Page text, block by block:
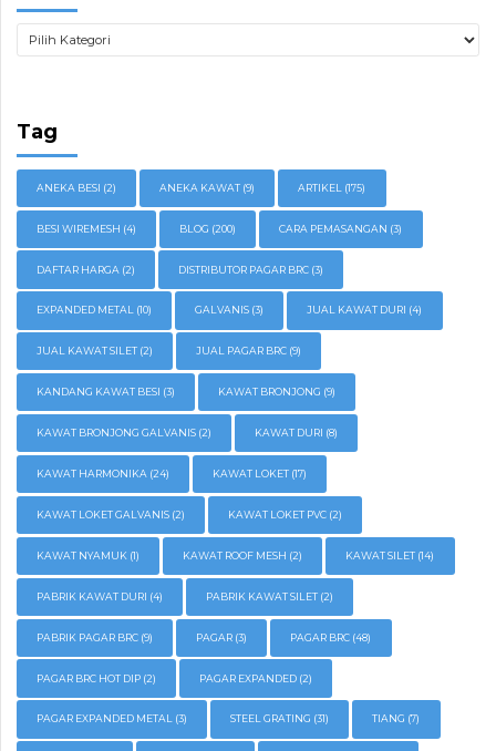
Tag
ANEKA BESI (2) ANEKA KAWAT (9) ARTIKEL (175)
BESI WIREMESH (4) BLOG (200) CARA PEMASANGAN (3)
DAFTAR HARGA (2) DISTRIBUTOR PAGAR BRC (3)
EXPANDED METAL (10) GALVANIS (3) JUAL KAWAT DURI (4)
JUAL KAWAT SILET (2) JUAL PAGAR BRC (9)
KANDANG KAWAT BESI (3) KAWAT BRONJONG (9)
KAWAT BRONJONG GALVANIS (2) KAWAT DURI (8)
KAWAT HARMONIKA (24) KAWAT LOKET (17)
KAWAT LOKET GALVANIS (2) KAWAT LOKET PVC (2)
KAWAT NYAMUK (1) KAWAT ROOF MESH (2) KAWAT SILET (14)
PABRIK KAWAT DURI (4) PABRIK KAWAT SILET (2)
PABRIK PAGAR BRC (9) PAGAR (3) PAGAR BRC (48)
PAGAR BRC HOT DIP (2) PAGAR EXPANDED (2)
PAGAR EXPANDED METAL (3) STEEL GRATING (31) TIANG (7)